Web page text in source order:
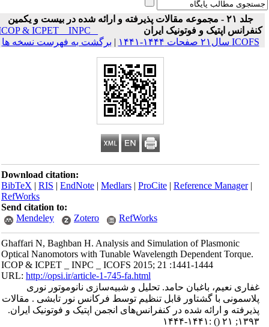
جلد ۲۱ - مجموعه مقالات پذیرفته و ارائه شده در بیست و یکمین
کنفرانس اپتیک و فوتونیک ایران
ICOP & ICPET _ INPC _
ICOFS سال۲۱ صفحات ۱۴۴۴-۱۴۴۱
| برگشت به فهرست نسخه ها
Download citation:
BibTeX|RIS|EndNote|Medlars|ProCite|Reference Manager
RefWorks
Send citation to:
Mendeley
Zotero RefWorks
Ghaffari N, Baghban H. Analysis and Simulation of Plasmonic
Optical Nanomotors with Tunable Wavelength Dependent Torque.
ICOP & ICPET _ INPC _ ICOFS 2015; 21 :1441-1444
URL:http://opsi.ir/article-1-745-fa.html
غفاری نعیم، باغبان حامد. تحلیل و شبیه‌سازی نانوموتور نوری
پلاسمونی با گشتاور قابل تنظیم توسط فرکانس نور تابشی . مقالات
پذیرفته و ارائه شده در کنفرانس‌های انجمن اپتیک و فوتونیک ایران.
۱۳۹۳; ۲۱
() :۱۴۴۱-۱۴۴۴